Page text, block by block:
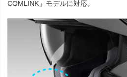
COMLINK」モデルに対応。